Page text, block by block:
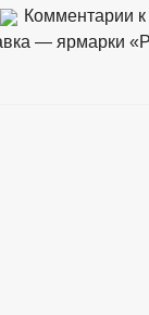
Комментарии
— ярмарки